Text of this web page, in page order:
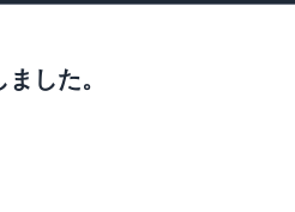
した。